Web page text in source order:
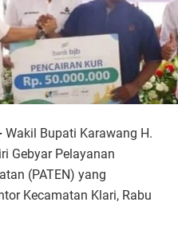
Wakil Bupati Karawang H.
Gebyar Pelayanan
(PATEN) yang
Kecamatan Klari, Rabu